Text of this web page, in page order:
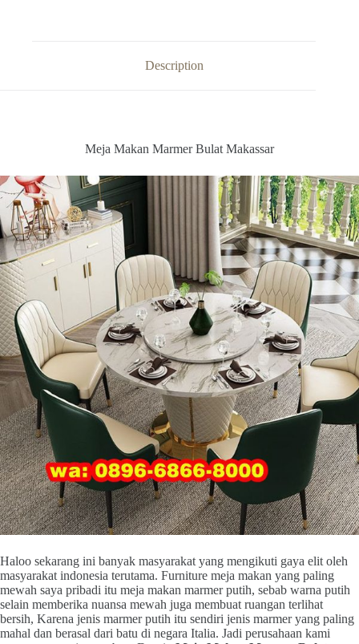
Description
Meja Makan Marmer Bulat Makassar
Haloo sekarang ini banyak masyarakat yang mengikuti gaya elit oleh
masyarakat indonesia terutama. Furniture meja makan yang paling
mewah saya pribadi itu meja makan marmer putih, sebab warna putih
selain memberika nuansa mewah juga membuat ruangan terlihat
bersih, Karena jenis marmer putih itu sendiri jenis marmer yang paling
mahal dan berasal dari batu di negara Italia. Jadi perusahaan kami